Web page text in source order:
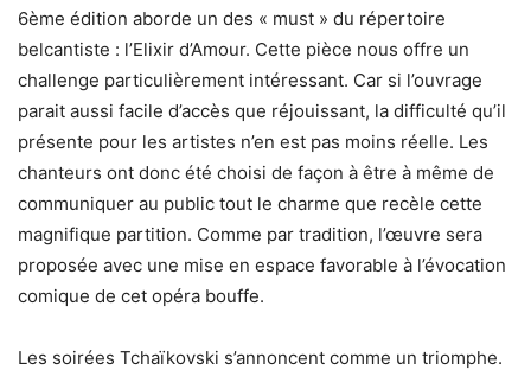
6ème édition aborde un des « must » du répertoire
belcantiste : l’Elixir d’Amour. Cette pièce nous offre un
challenge particulièrement intéressant. Car si l’ouvrage
parait aussi facile d’accès que réjouissant, la difficulté qu’il
présente pour les artistes n’en est pas moins réelle. Les
chanteurs ont donc été choisi de façon à être à même de
communiquer au public tout le charme que recèle cette
magnifique partition. Comme par tradition, l’œuvre sera
proposée avec une mise en espace favorable à l’évocation
comique de cet opéra bouffe.
Les soirées Tchaïkovski s’annoncent comme un triomphe.